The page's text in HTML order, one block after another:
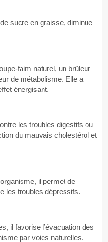
sucre en graisse, diminue
faim naturel, un brûleur
de métabolisme. Elle a
énergisant.
les troubles digestifs ou
du mauvais cholestérol et
il permet de
les troubles dépressifs.
il favorise l’évacuation des
par voies naturelles.